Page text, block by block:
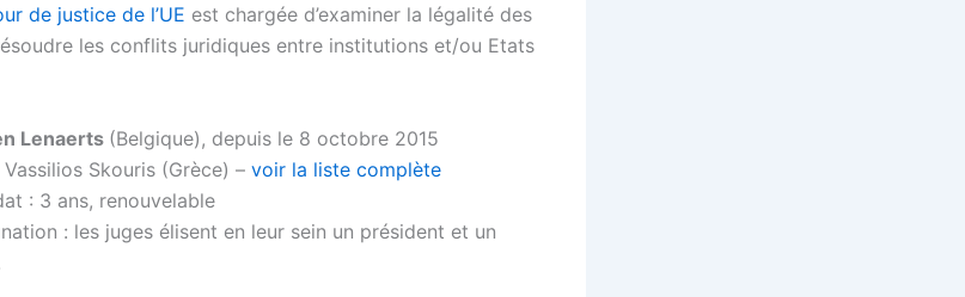
de justice de l’UE est chargée d’examiner la légalité des
les conflits juridiques entre institutions et/ou Etats
Lenaerts (Belgique), depuis le 8 octobre 2015
Skouris (Grèce) – voir la liste complète
: 3 ans, renouvelable
: les juges élisent en leur sein un président et un